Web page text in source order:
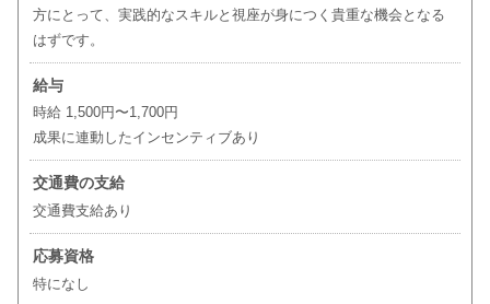
方にとって、実践的なスキルと視座が身につく貴重な機会となる
はずです。
給与
時給 1,500円〜1,700円
成果に連動したインセンティブあり
交通費の支給
交通費支給あり
応募資格
特になし